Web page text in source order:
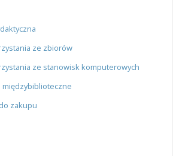
ze zbiorów
ze stanowisk komputerowych
międzybiblioteczne
zakupu